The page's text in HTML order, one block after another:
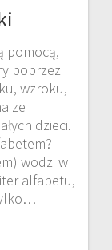
pomocą,
poprzez
wzroku,
ze
dzieci.
wodzi w
alfabetu,